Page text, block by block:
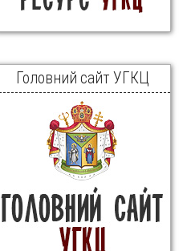
Головний сайт УГКЦ